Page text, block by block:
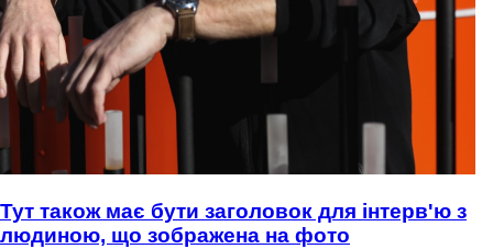
Тут також має бути заголовок для інтерв'ю з
людиною, що зображена на фото